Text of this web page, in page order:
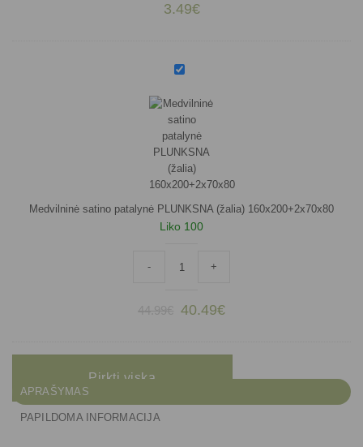
3.49€
Medvilninė
patalynė
160x200+2x70x80
Medvilninė satino patalynė PLUNKSNA (žalia) 160x200+2x70x80
Liko 100
- +
Original
44.99€.
40.49€Current
40.49€.
Pirkti viską
APRAŠYMAS
PAPILDOMA INFORMACIJA